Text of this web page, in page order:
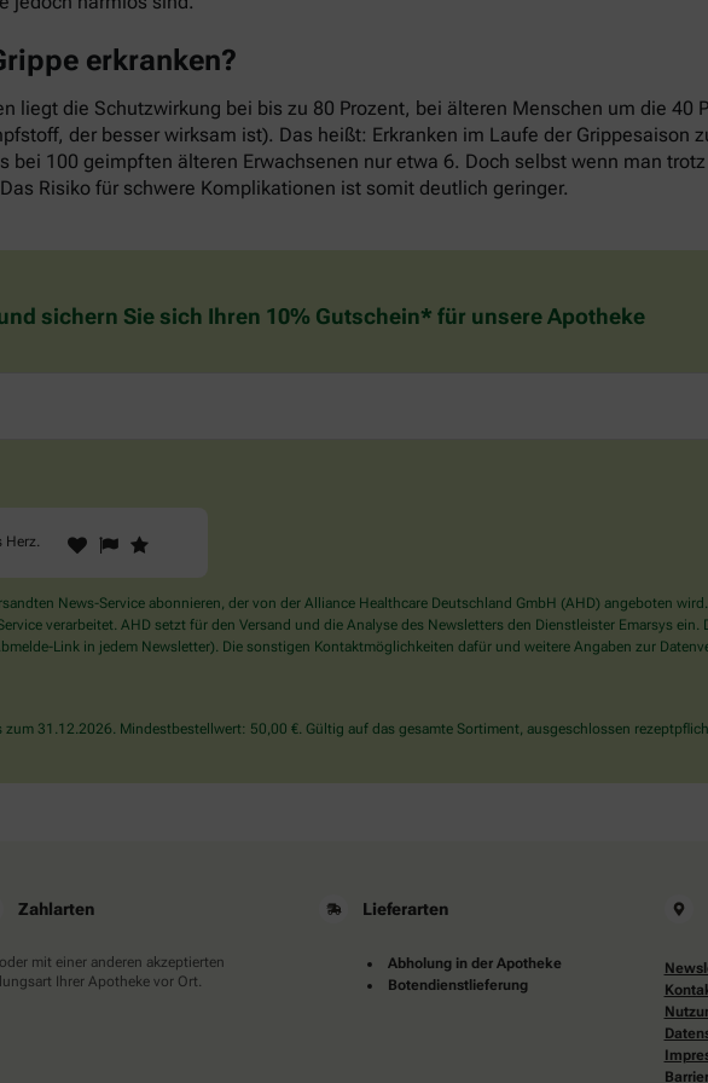
erkranken?
liegt die Schutzwirkung bei bis zu 80 Prozent, bei älteren Menschen um die 40
der besser wirksam ist). Das heißt: Erkranken im Laufe der Grippesaison
bei 100 geimpften älteren Erwachsenen nur etwa 6. Doch selbst wenn man
Risiko für schwere Komplikationen ist somit deutlich geringer.
sichern Sie sich Ihren 10% Gutschein* für unsere Apotheke
Herz.
Sind
Sie
Mensch?
Dann
wählen
Herz.
1 2
News-Service abonnieren, der von der Alliance Healthcare Deutschland GmbH (AHD) angeboten
verarbeitet. AHD setzt für den Versand und die Analyse des Newsletters den Dienstleister Emarsys
Link in jedem Newsletter). Die sonstigen Kontaktmöglichkeiten dafür und weitere Angaben zur
31.12.2026. Mindestbestellwert: 50,00 €. Gültig auf das gesamte Sortiment, ausgeschlossen
Zahlarten
mit einer anderen akzeptierten
Ihrer Apotheke vor Ort.
Lieferarten
Abholung in der Apotheke
Botendienstlieferung